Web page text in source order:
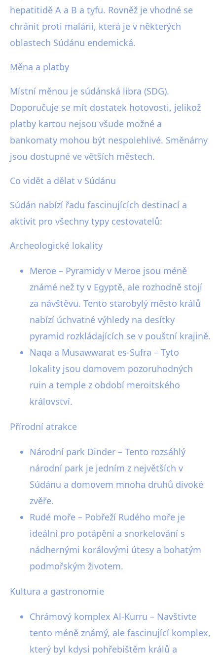
hepatitidě A a B a tyfu. Rovněž je vhodné se
chránit proti malárii, která je v některých
oblastech Súdánu endemická.
Měna a platby
Místní měnou je súdánská libra (SDG).
Doporučuje se mít dostatek hotovosti, jelikož
platby kartou nejsou všude možné a
bankomaty mohou být nespolehlivé. Směnárny
jsou dostupné ve větších městech.
Co vidět a dělat v Súdánu
Súdán nabízí řadu fascinujících destinací a
aktivit pro všechny typy cestovatelů:
Archeologické lokality
Meroe – Pyramidy v Meroe jsou méně
známé než ty v Egyptě, ale rozhodně stojí
za návštěvu. Tento starobylý město králů
nabízí úchvatné výhledy na desítky
pyramid rozkládajících se v pouštní krajině.
Naqa a Musawwarat es-Sufra – Tyto
lokality jsou domovem pozoruhodných
ruin a temple z období meroitského
království.
Přírodní atrakce
Národní park Dinder – Tento rozsáhlý
národní park je jedním z největších v
Súdánu a domovem mnoha druhů divoké
zvěře.
Rudé moře – Pobřeží Rudého moře je
ideální pro potápění a snorkelování s
nádhernými korálovými útesy a bohatým
podmořským životem.
Kultura a gastronomie
Chrámový komplex Al-Kurru – Navštivte
tento méně známý, ale fascinující komplex,
který byl kdysi pohřebištěm králů a